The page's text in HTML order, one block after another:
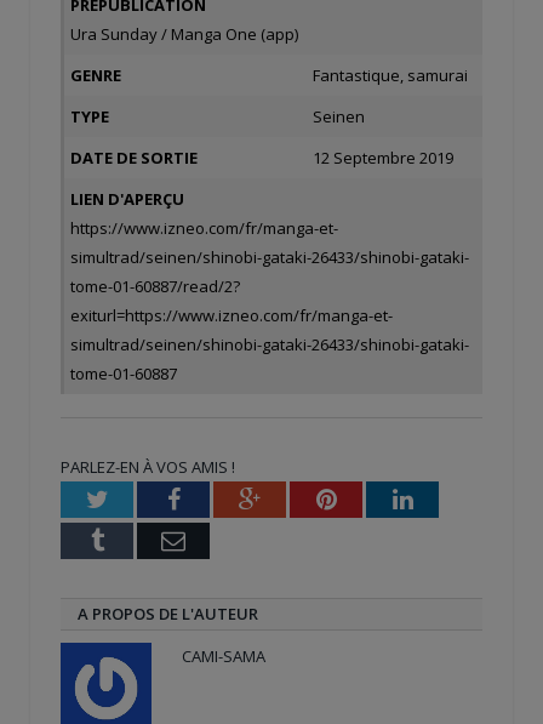
PRÉPUBLICATION
Ura Sunday / Manga One (app)
GENRE
Fantastique, samurai
TYPE
Seinen
DATE DE SORTIE
12 Septembre 2019
LIEN D'APERÇU
https://www.izneo.com/fr/manga-et-
simultrad/seinen/shinobi-gataki-26433/shinobi-gataki-
tome-01-60887/read/2?
exiturl=https://www.izneo.com/fr/manga-et-
simultrad/seinen/shinobi-gataki-26433/shinobi-gataki-
tome-01-60887
PARLEZ-EN À VOS AMIS !
TwitterFacebookGoogle+PinterestLinkedIn
Tumblr Email
A PROPOS DE L'AUTEUR
CAMI-SAMA